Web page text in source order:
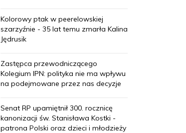
Kolorowy ptak w peerelowskiej
szarzyźnie - 35 lat temu zmarła Kalina
Jędrusik
Zastępca przewodniczącego
Kolegium IPN: polityka nie ma wpływu
na podejmowane przez nas decyzje
Senat RP upamiętnił 300. rocznicę
kanonizacji św. Stanisława Kostki -
patrona Polski oraz dzieci i młodzieży